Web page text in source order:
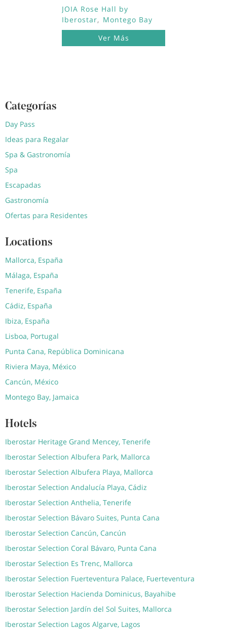
JOIA Rose Hall by
Iberostar
Montego Bay
Ver Más
Categorías
Day Pass
Ideas para Regalar
Spa & Gastronomía
Spa
Escapadas
Gastronomía
Ofertas para Residentes
Locations
Mallorca, España
Málaga, España
Tenerife, España
Cádiz, España
Ibiza, España
Lisboa, Portugal
Punta Cana, República Dominicana
Riviera Maya, México
Cancún, México
Montego Bay, Jamaica
Hotels
Iberostar Heritage Grand Mencey, Tenerife
Iberostar Selection Albufera Park, Mallorca
Iberostar Selection Albufera Playa, Mallorca
Iberostar Selection Andalucía Playa, Cádiz
Iberostar Selection Anthelia, Tenerife
Iberostar Selection Bávaro Suites, Punta Cana
Iberostar Selection Cancún, Cancún
Iberostar Selection Coral Bávaro, Punta Cana
Iberostar Selection Es Trenc, Mallorca
Iberostar Selection Fuerteventura Palace, Fuerteventura
Iberostar Selection Hacienda Dominicus, Bayahibe
Iberostar Selection Jardín del Sol Suites, Mallorca
Iberostar Selection Lagos Algarve, Lagos